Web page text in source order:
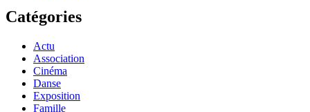
Catégories
Actu
Association
Cinéma
Danse
Exposition
Famille